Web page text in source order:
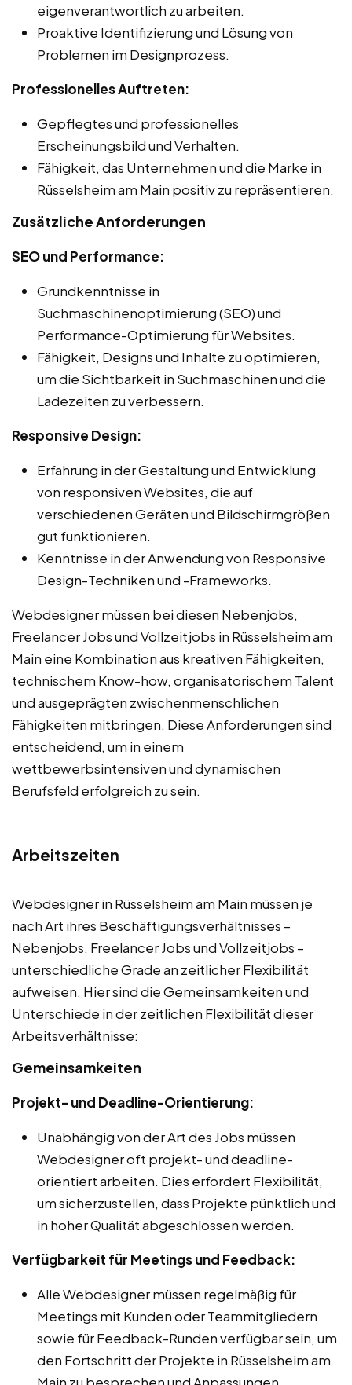
eigenverantwortlich zu arbeiten.
Proaktive Identifizierung und Lösung von
Problemen im Designprozess.
Professionelles Auftreten:
Gepflegtes und professionelles
Erscheinungsbild und Verhalten.
Fähigkeit, das Unternehmen und die Marke in
Rüsselsheim am Main positiv zu repräsentieren.
Zusätzliche Anforderungen
SEO und Performance:
Grundkenntnisse in
Suchmaschinenoptimierung (SEO) und
Performance-Optimierung für Websites.
Fähigkeit, Designs und Inhalte zu optimieren,
um die Sichtbarkeit in Suchmaschinen und die
Ladezeiten zu verbessern.
Responsive Design:
Erfahrung in der Gestaltung und Entwicklung
von responsiven Websites, die auf
verschiedenen Geräten und Bildschirmgrößen
gut funktionieren.
Kenntnisse in der Anwendung von Responsive
Design-Techniken und -Frameworks.
Webdesigner müssen bei diesen Nebenjobs,
Freelancer Jobs und Vollzeitjobs in Rüsselsheim am
Main eine Kombination aus kreativen Fähigkeiten,
technischem Know-how, organisatorischem Talent
und ausgeprägten zwischenmenschlichen
Fähigkeiten mitbringen. Diese Anforderungen sind
entscheidend, um in einem
wettbewerbsintensiven und dynamischen
Berufsfeld erfolgreich zu sein.
Arbeitszeiten
Webdesigner in Rüsselsheim am Main müssen je
nach Art ihres Beschäftigungsverhältnisses –
Nebenjobs, Freelancer Jobs und Vollzeitjobs –
unterschiedliche Grade an zeitlicher Flexibilität
aufweisen. Hier sind die Gemeinsamkeiten und
Unterschiede in der zeitlichen Flexibilität dieser
Arbeitsverhältnisse:
Gemeinsamkeiten
Projekt- und Deadline-Orientierung:
Unabhängig von der Art des Jobs müssen
Webdesigner oft projekt- und deadline-
orientiert arbeiten. Dies erfordert Flexibilität,
um sicherzustellen, dass Projekte pünktlich und
in hoher Qualität abgeschlossen werden.
Verfügbarkeit für Meetings und Feedback:
Alle Webdesigner müssen regelmäßig für
Meetings mit Kunden oder Teammitgliedern
sowie für Feedback-Runden verfügbar sein, um
den Fortschritt der Projekte in Rüsselsheim am